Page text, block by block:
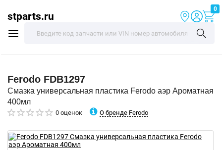
stparts.ru
0
Ferodo FDB1297
Смазка универсальная пластика Ferodo аэр Ароматная
400мл
0 оценок О бренде Ferodo